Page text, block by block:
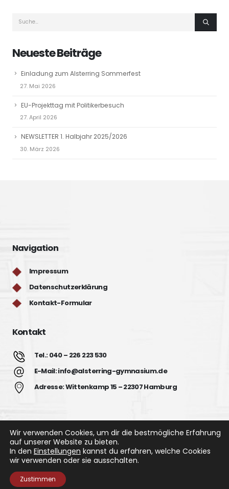
Neueste Beiträge
Einladung zum Alsterring Sommerfest
27. Mai 2026
EU-Projekttag mit Politikerbesuch
27. April 2026
NEWSLETTER 1. Halbjahr 2025/2026
30. März 2026
Navigation
Impressum
Datenschutzerklärung
Kontakt-Formular
Kontakt
Tel.: 040 – 226 223 530
E-Mail: info@alsterring-gymnasium.de
Adresse: Wittenkamp 15 – 22307 Hamburg
Alsterring Gymnasium © 2022. All Rights Reserved.
Wir verwenden Cookies, um dir die bestmögliche Erfahrung
auf unserer Website zu bieten.
In den Einstellungen kannst du erfahren, welche Cookies
wir verwenden oder sie ausschalten.
Zustimmen